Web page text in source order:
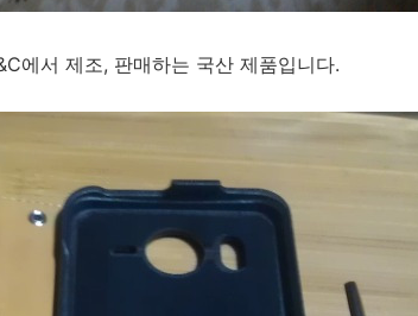
에서 제조, 판매하는 국산 제품입니다.